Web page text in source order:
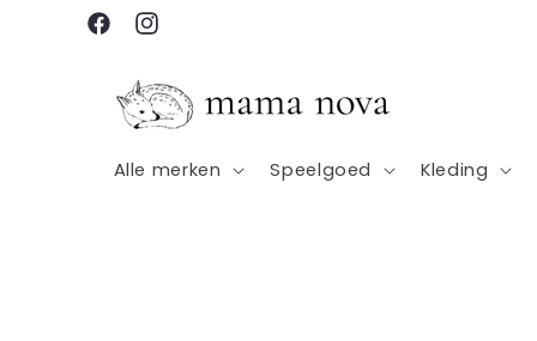
Meteen
naar deFacebookInstagram
Alle merken Speelgoed Kleding